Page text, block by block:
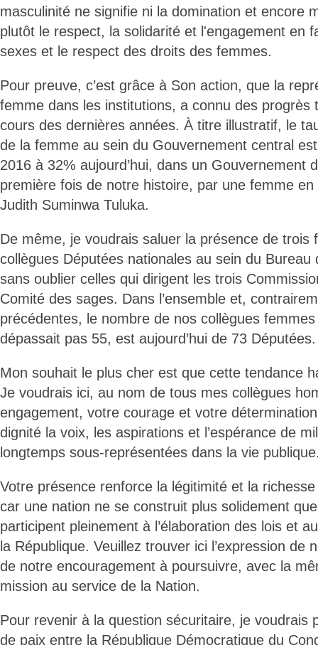
masculinité ne signifie ni la domination et encore
plutôt le respect, la solidarité et l'engagement en
sexes et le respect des droits des femmes.
Pour preuve, c’est grâce à Son action, que la
femme dans les institutions, a connu des progrès
cours des dernières années. À titre illustratif, le
de la femme au sein du Gouvernement central
2016 à 32% aujourd’hui, dans un Gouvernement
première fois de notre histoire, par une femme
Judith Suminwa Tuluka.
De même, je voudrais saluer la présence de trois
collègues Députées nationales au sein du Bureau
sans oublier celles qui dirigent les trois
Comité des sages. Dans l’ensemble et,
précédentes, le nombre de nos collègues
dépassait pas 55, est aujourd’hui de 73 Députées.
Mon souhait le plus cher est que cette tendance
Je voudrais ici, au nom de tous mes collègues
engagement, votre courage et votre
dignité la voix, les aspirations et l’espérance de
longtemps sous-représentées dans la vie
Votre présence renforce la légitimité et la
car une nation ne se construit plus solidement
participent pleinement à l’élaboration des lois et
la République. Veuillez trouver ici l’expression de
de notre encouragement à poursuivre, avec la
mission au service de la Nation.
Pour revenir à la question sécuritaire, je voudrais
de paix entre la République Démocratique du